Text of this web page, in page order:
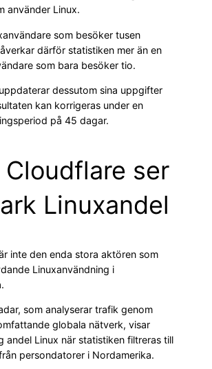
använder Linux.
som besöker tusen
därför statistiken mer än en
som bara besöker tio.
dessutom sina uppgifter
kan korrigeras under en
på 45 dagar.
Cloudflare ser
Linuxandel
inte den enda stora aktören som
Linuxanvändning i
som analyserar trafik genom
globala nätverk, visar
andel Linux när statistiken filtreras till
persondatorer i Nordamerika.